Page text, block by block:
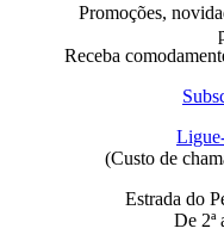
Promoções,
Receba
(Custo de
Estrada do
De 2ª